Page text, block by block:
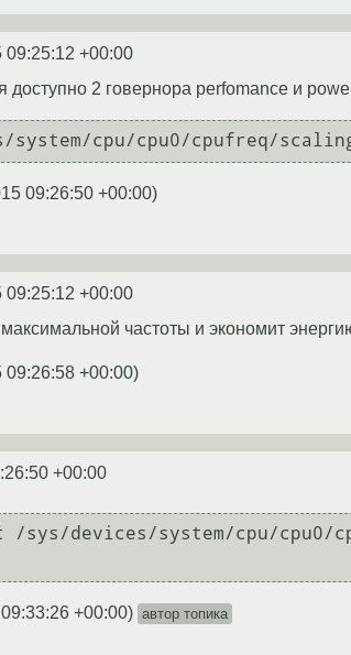
09:25:12 +00:00
доступно 2 говернора perfomance и
09:26:50 +00:00)
09:25:12 +00:00
частоты и экономит
09:26:58 +00:00)
+00:00
/sys/devices/system/cpu/cpu0/
+00:00) автор топика